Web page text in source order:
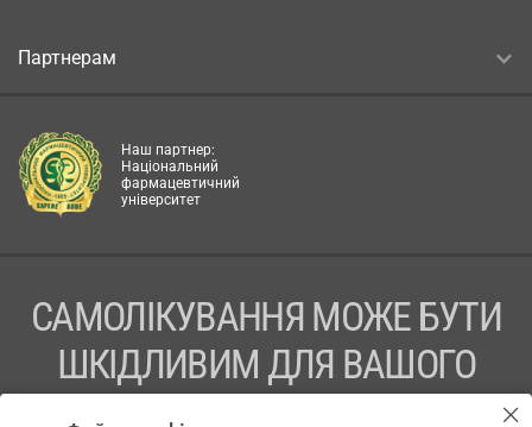
Партнерам
Наш партнер:
Національний
фармацевтичний
університет
САМОЛІКУВАННЯ МОЖЕ БУТИ
ШКІДЛИВИМ ДЛЯ ВАШОГО